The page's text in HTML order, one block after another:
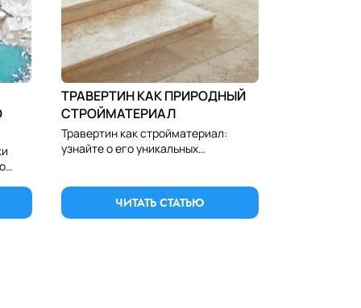
ТРАВЕРТИН КАК ПРИРОДНЫЙ
СТРОЙМАТЕРИАЛ
Травертин как стройматериал:
узнайте о его уникальных
дизайне, а также о преимуществах и
красоте.
ЧИТАТЬ СТАТЬЮ